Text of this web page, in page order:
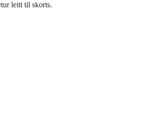
leitt til skorts.